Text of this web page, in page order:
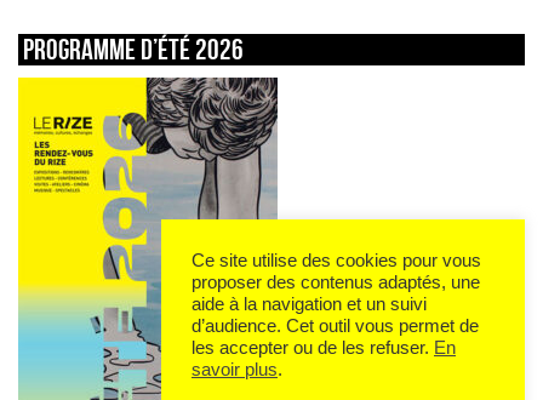
Programme d’été 2026
Ce site utilise des cookies pour vous
proposer des contenus adaptés, une
aide à la navigation et un suivi
d’audience. Cet outil vous permet de
les accepter ou de les refuser. En
savoir plus.